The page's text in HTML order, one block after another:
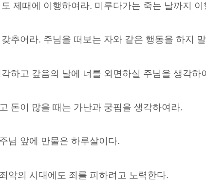
제때에 이행하여라. 미루다가는 죽는 날까지
추어라. 주님을 떠보는 자와 같은 행동을 하지
하고 갚음의 날에 너를 외면하실 주님을 생각하
돈이 많을 때는 가난과 궁핍을 생각하여라.
님 앞에 만물은 하루살이다.
악의 시대에도 죄를 피하려고 노력한다.